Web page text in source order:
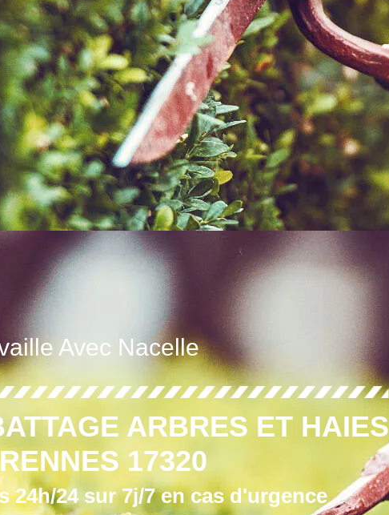
Avec Nacelle
ARBRES ET HAIES
17320
24h/24 sur 7j/7 en cas d'urgence